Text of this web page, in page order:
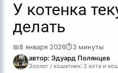
У котенка
делать
📅8 января 2026⏱3 минуты
автор: Эдуард Полянцев
Зоолог / кошатник: 2 кота и